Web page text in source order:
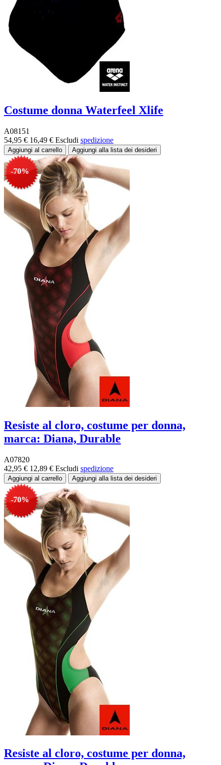
Costume donna Waterfeel Xlife
A08151
54,95 € 16,49 € Escludi spedizione
-70%
Resiste al cloro, costume per donna,
marca: Diana, Durable
A07820
42,95 € 12,89 € Escludi spedizione
-70%
Resiste al cloro, costume per donna,